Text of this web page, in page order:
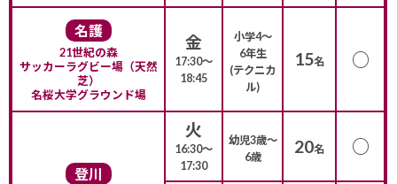
名護
21世紀の森
サッカーラグビー場（天然
芝）
名桜大学グラウンド場
金
17:30〜
18:45
小学4〜
6年生
(テクニカ
ル)
15名 ○
登川
火
16:30〜
17:30
幼児3歳〜
6歳
20名 ○